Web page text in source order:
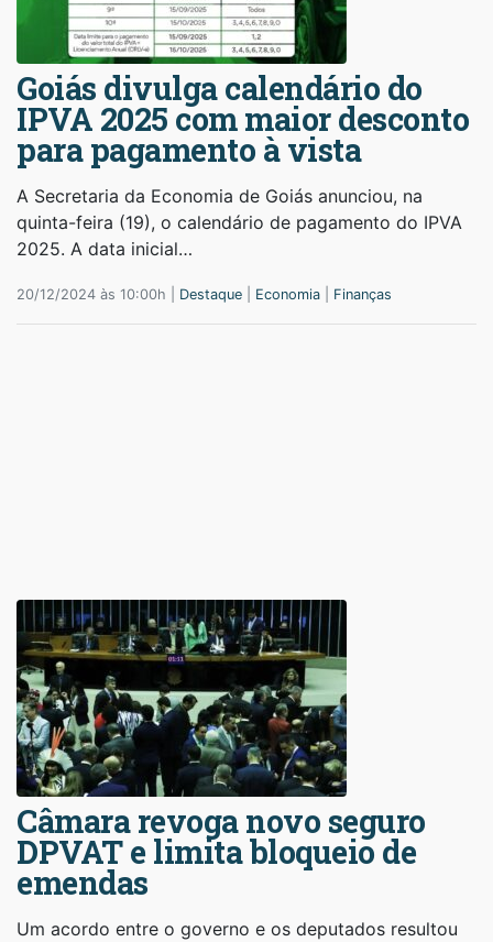
Goiás divulga calendário do
IPVA 2025 com maior desconto
para pagamento à vista
A Secretaria da Economia de Goiás anunciou, na
quinta-feira (19), o calendário de pagamento do IPVA
2025. A data inicial…
20/12/2024 às 10:00h | Destaque Economia Finanças
Câmara revoga novo seguro
DPVAT e limita bloqueio de
emendas
Um acordo entre o governo e os deputados resultou